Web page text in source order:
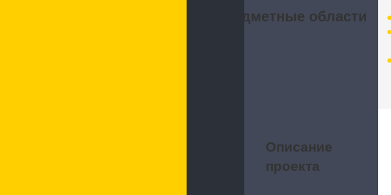
Предметные области
Описание
проекта